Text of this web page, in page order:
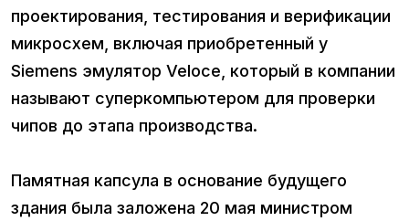
проектирования, тестирования и верификации
микросхем, включая приобретенный у
Siemens эмулятор Veloce, который в компании
называют суперкомпьютером для проверки
чипов до этапа производства.
Памятная капсула в основание будущего
здания была заложена 20 мая министром